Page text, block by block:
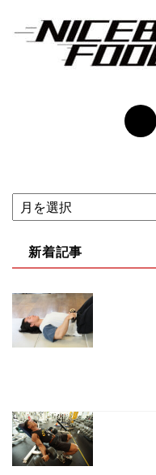
新着記事